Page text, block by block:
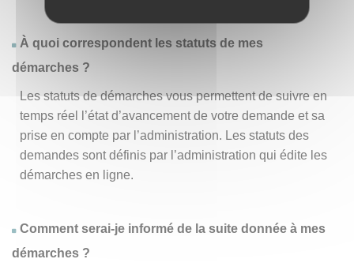
À quoi correspondent les statuts de mes
démarches ?
Les statuts de démarches vous permettent de suivre en
temps réel l’état d’avancement de votre demande et sa
prise en compte par l’administration. Les statuts des
demandes sont définis par l’administration qui édite les
démarches en ligne.
Comment serai-je informé de la suite donnée à mes
démarches ?